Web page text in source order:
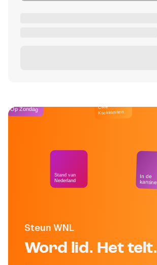
Steun WNL
Word lid. Het telt.
Op Zondag
Stand van
Nederland
Café
Kockelmann
In de
kantine